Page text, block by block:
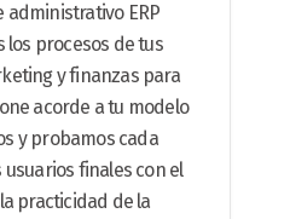
administrativo ERP
los procesos de tus
y finanzas para
acorde a tu modelo
y probamos cada
finales con el
practicidad de la